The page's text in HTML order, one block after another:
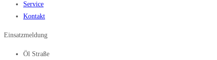
Service
Kontakt
Einsatzmeldung
Öl Straße